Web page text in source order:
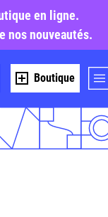
en ligne.
nos nouveautés.
Boutique